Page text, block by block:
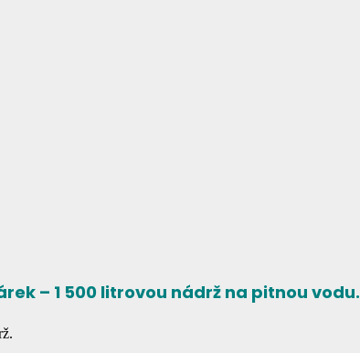
– 1 500 litrovou nádrž na pitnou vodu.